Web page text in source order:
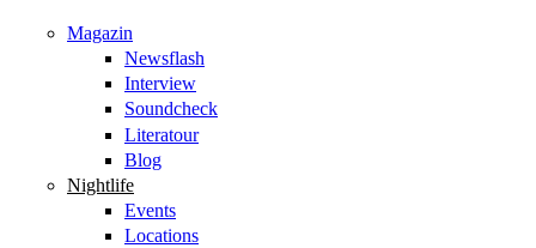
Magazin
Newsflash
Interview
Soundcheck
Literatour
Blog
Nightlife
Events
Locations